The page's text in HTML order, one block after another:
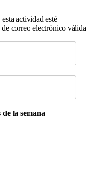
actividad esté
correo electrónico válida
de la semana